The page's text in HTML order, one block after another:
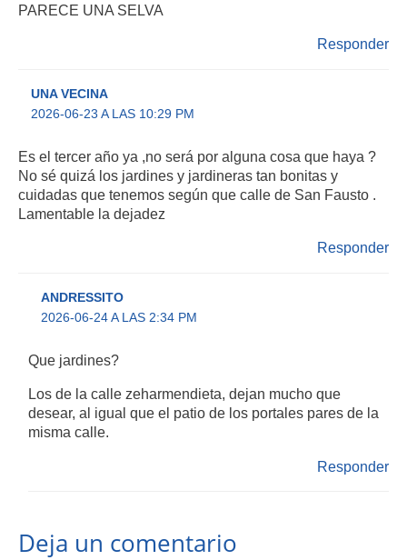
PARECE UNA SELVA
Responder
UNA VECINA
2026-06-23 A LAS 10:29 PM
Es el tercer año ya ,no será por alguna cosa que haya ?
No sé quizá los jardines y jardineras tan bonitas y
cuidadas que tenemos según que calle de San Fausto .
Lamentable la dejadez
Responder
ANDRESSITO
2026-06-24 A LAS 2:34 PM
Que jardines?
Los de la calle zeharmendieta, dejan mucho que
desear, al igual que el patio de los portales pares de la
misma calle.
Responder
Deja un comentario